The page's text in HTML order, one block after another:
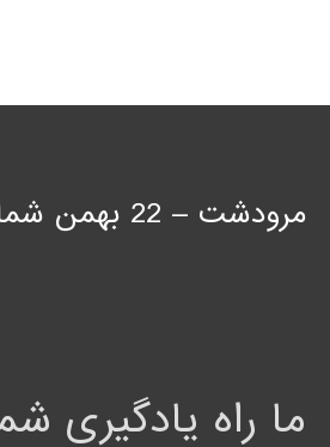
مرودشت – 22 بهمن شمالی
ما راه یادگیری